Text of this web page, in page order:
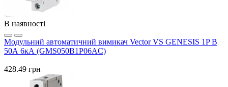
В наявності
Модульний автоматичний вимикач Vector VS GENESIS 1P B
50А 6кА (GMS050B1P06AC)
428.49 грн